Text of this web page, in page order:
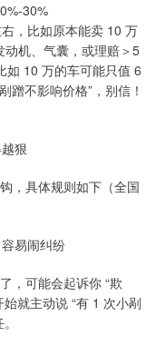
30%
，比如原本能卖 10 万
机、气囊，或理赔＞5
如 10 万的车可能只值 6
蹭不影响价格”，别信！
狠
，具体规则如下（全国
易闹纠纷
，可能会起诉你 “欺
就主动说 “有 1 次小剐